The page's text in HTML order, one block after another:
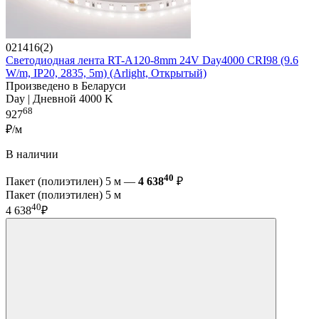
021416(2)
Светодиодная лента RT-A120-8mm 24V Day4000 CRI98 (9.6
W/m, IP20, 2835, 5m) (Arlight, Открытый)
Произведено в Беларуси
Day | Дневной 4000 K
92768
₽/м
В наличии
Пакет (полиэтилен) 5 м — 4 63840 ₽
Пакет (полиэтилен) 5 м
4 63840₽